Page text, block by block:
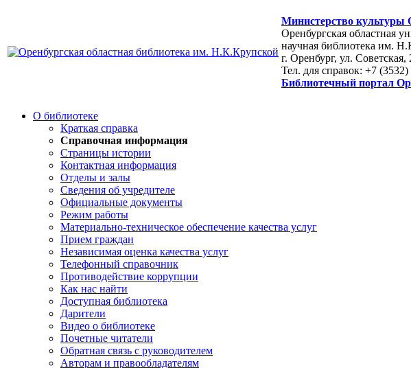
Министерство культуры
Оренбургская областная
научная библиотека им.
г. Оренбург, ул.
Тел. для справок: +7
Библиотечный портал
О библиотеке
Краткая справка
Справочная информация
Страницы истории
Контактная информация
Отделы и залы
Сведения об учредителе
Официальные документы
Режим работы
Материально-техническое обеспечение качества услуг
Прием граждан
Независимая оценка качества услуг
Телефонный справочник
Противодействие коррупции
Как нас найти
Доступная библиотека
Дарители
Видео о библиотеке
Почетные читатели
Обратная связь с руководителем
Авторам и правообладателям